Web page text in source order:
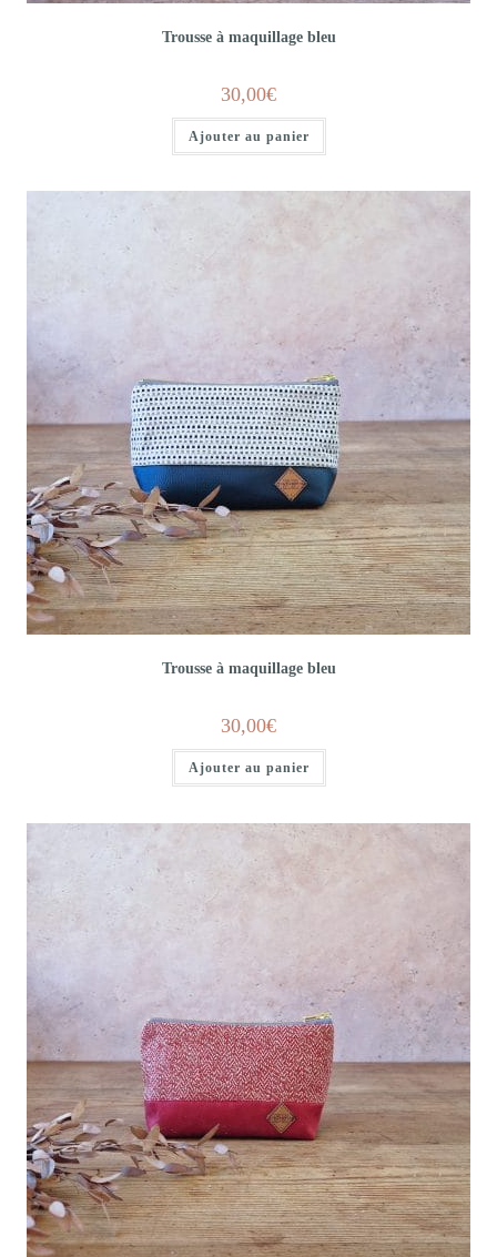
Trousse à maquillage bleu
30,00€
Ajouter au panier
Trousse à maquillage bleu
30,00€
Ajouter au panier